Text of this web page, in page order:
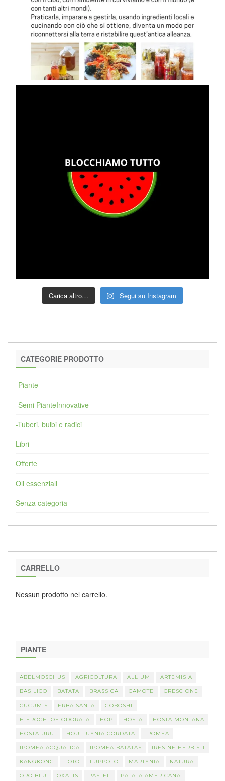
Carica altro… Segui su Instagram
CATEGORIE PRODOTTO
-Piante
-Semi PianteInnovative
-Tuberi, bulbi e radici
Libri
Offerte
Oli essenziali
Senza categoria
CARRELLO
Nessun prodotto nel carrello.
PIANTE
ABELMOSCHUS AGRICOLTURA ALLIUM ARTEMISIA
BASILICO BATATA BRASSICA CAMOTE CRESCIONE
CUCUMIS ERBA SANTA GOBOSHI
HIEROCHLOE ODORATA HOP HOSTA HOSTA MONTANA
HOSTA URUI HOUTTUYNIA CORDATA IPOMEA
IPOMEA ACQUATICA IPOMEA BATATAS IRESINE HERBISTI
KANGKONG LOTO LUPPOLO MARTYNIA NATURA
ORO BLU OXALIS PASTEL PATATA AMERICANA